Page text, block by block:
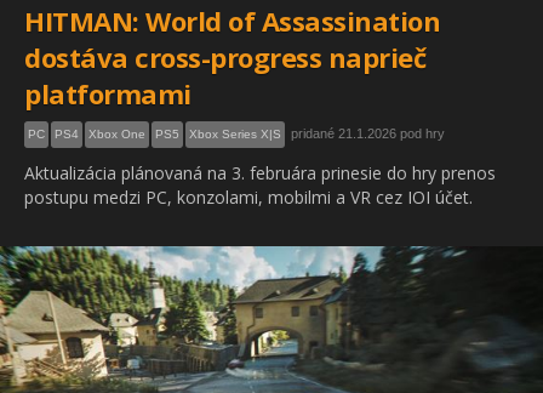
HITMAN: World of Assassination
dostáva cross-progress naprieč
platformami
PC PS4 Xbox One PS5 Xbox Series X|S pridané 21.1.2026 pod hry
Aktualizácia plánovaná na 3. februára prinesie do hry prenos
postupu medzi PC, konzolami, mobilmi a VR cez IOI účet.